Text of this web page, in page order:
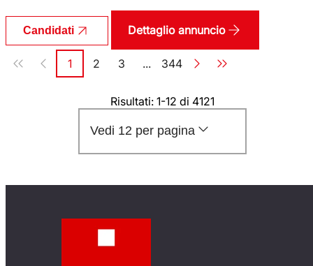
Candidati Dettaglio annuncio
Paginazione
Pagina
1 Pagina
2 Pagina
3 ... Pagina
344
Risultati: 1-12 di 4121
Vedi 12 per pagina